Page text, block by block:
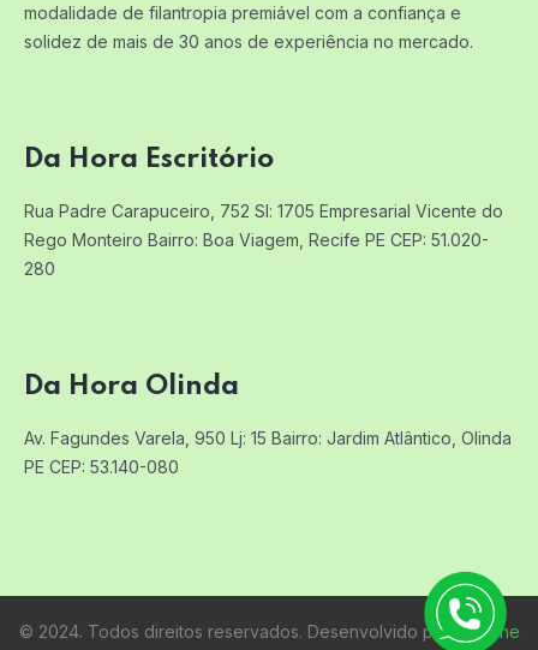
modalidade de filantropia premiável com a confiança e
solidez de mais de 30 anos de experiência no mercado.
Da Hora Escritório
Rua Padre Carapuceiro, 752 Sl: 1705 Empresarial Vicente do
Rego Monteiro Bairro: Boa Viagem, Recife PE CEP: 51.020-
280
Da Hora Olinda
Av. Fagundes Varela, 950 Lj: 15 Bairro: Jardim Atlântico, Olinda
PE CEP: 53.140-080
© 2024. Todos direitos reservados. Desenvolvido por:Raifone